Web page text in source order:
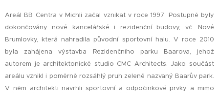
Areál BB Centra v Michli začal vznikat v roce 1997. Postupně byly
dokončovány nové kancelářské i rezidenční budovy, vč. Nové
Brumlovky, která nahradila původní sportovní halu. V roce 2010
byla zahájena výstavba Rezidenčního parku Baarova, jehož
autorem je architektonické studio CMC Architects. Jako součást
areálu vznikl i poměrně rozsáhlý pruh zeleně nazvaný Baarův park.
V něm architekti navrhli sportovní a odpočinkové prvky a mimo